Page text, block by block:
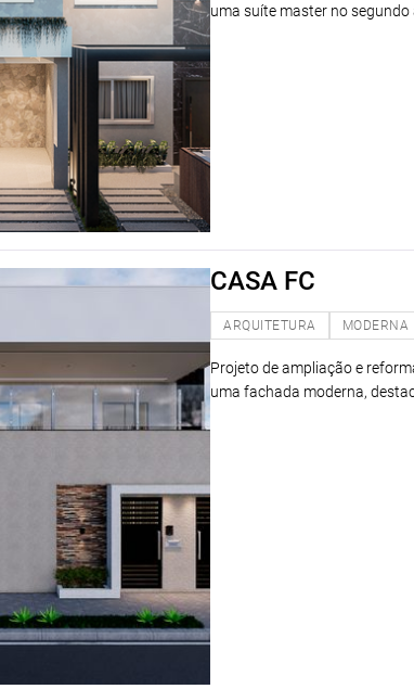
uma suíte master no
CASA FC
ARQUITETURA MODERNA
Projeto de ampliação e
uma fachada moderna,